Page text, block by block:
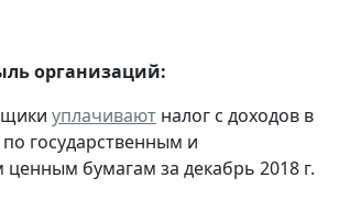
организаций:
уплачивают налог с доходов в
государственным и
бумагам за декабрь 2018 г.